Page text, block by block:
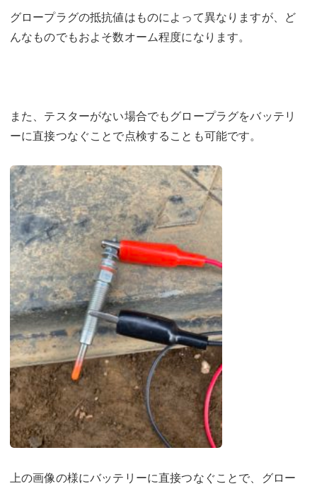
グロープラグの抵抗値はものによって異なりますが、ど
んなものでもおよそ数オーム程度になります。
また、テスターがない場合でもグロープラグをバッテリ
ーに直接つなぐことで点検することも可能です。
上の画像の様にバッテリーに直接つなぐことで、グロー